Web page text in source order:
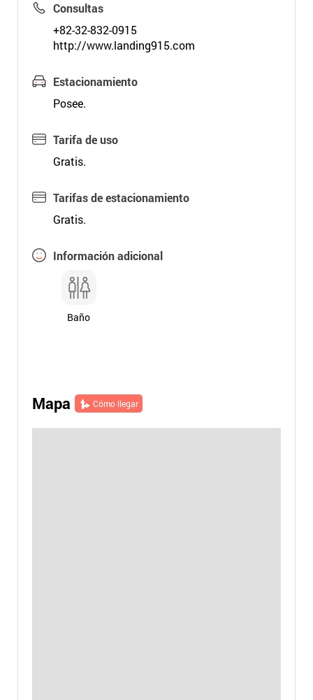
Consultas
+82-32-832-0915
http://www.landing915.com
Estacionamiento
Posee.
Tarifa de uso
Gratis.
Tarifas de estacionamiento
Gratis.
Información adicional
Baño
Mapa Cómo llegar